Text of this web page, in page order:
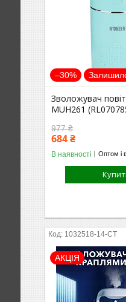
–30%
Зволожувач
MUH261
977 ₴
684 ₴
В наявності Оптом і
1032518-14-СТ
АКЦІЯ